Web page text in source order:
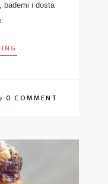
bademi i dosta
0 COMMENT